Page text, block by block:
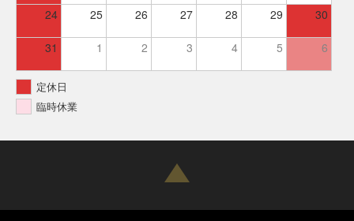
24 25 26 27 28 29 30
31 1 2 3 4 5 6
定休日
臨時休業